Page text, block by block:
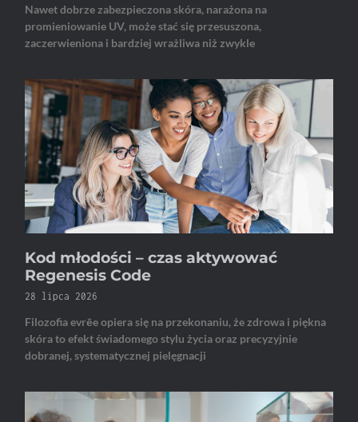
Nawet dobrze zabezpieczona skóra, narażona na
promieniowanie UV, może stać się przesuszona,
zaczerwieniona i bardziej wrażliwa niż zwykle
Kod młodości – czas aktywować
Regenesis Code
28 lipca 2026
Filozofia evrēe opiera się na przekonaniu, że zdrowa i piękna
skóra to efekt świadomego stylu życia oraz precyzyjnie
dobranej, systematycznej pielęgnacji